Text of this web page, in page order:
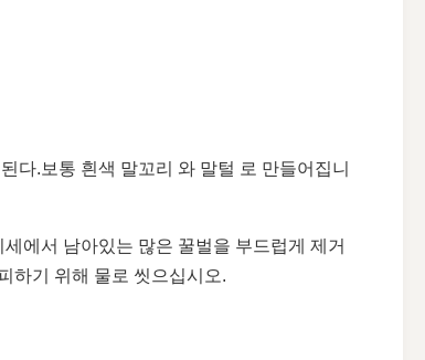
다.보통 흰색 말꼬리 와 말털 로 만들어집니
에서 남아있는 많은 꿀벌을 부드럽게 제거
하기 위해 물로 씻으십시오.